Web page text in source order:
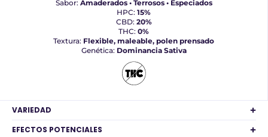
Sabor: Amaderados • Terrosos • Especiados
HPC: 15%
CBD: 20%
THC: 0%
Textura: Flexible, maleable, polen prensado
Genética: Dominancia Sativa
VARIEDAD
EFECTOS POTENCIALES